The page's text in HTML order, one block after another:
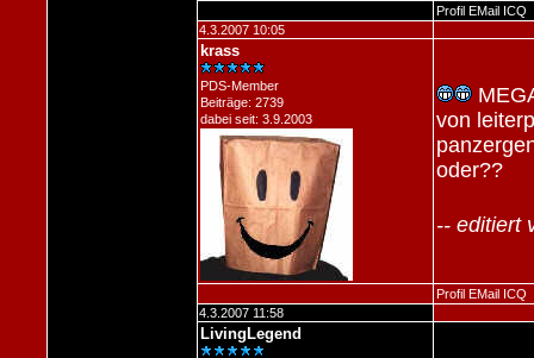
Profil EMail ICQ
4.3.2007 10:05
krass
PDS-Member
Beiträge: 2739
dabei seit: 3.9.2003
von
oder??
-- editiert
Profil EMail ICQ
4.3.2007 11:58
LivingLegend